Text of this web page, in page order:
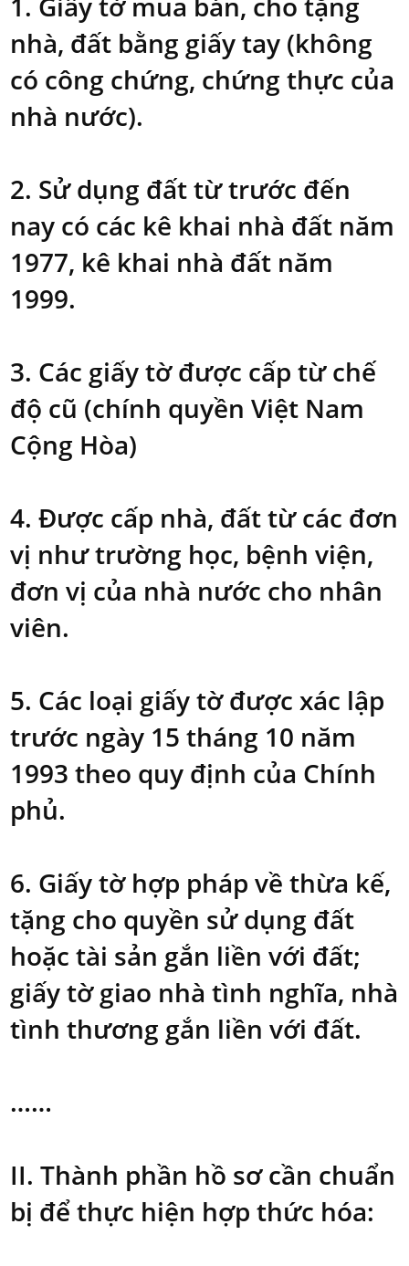
nhà, đất bằng giấy tay (không
có công chứng, chứng thực của
nhà nước).
2. Sử dụng đất từ trước đến
nay có các kê khai nhà đất năm
1977, kê khai nhà đất năm
1999.
3. Các giấy tờ được cấp từ chế
độ cũ (chính quyền Việt Nam
Cộng Hòa)
4. Được cấp nhà, đất từ các đơn
vị như trường học, bệnh viện,
đơn vị của nhà nước cho nhân
viên.
5. Các loại giấy tờ được xác lập
trước ngày 15 tháng 10 năm
1993 theo quy định của Chính
phủ.
6. Giấy tờ hợp pháp về thừa kế,
tặng cho quyền sử dụng đất
hoặc tài sản gắn liền với đất;
giấy tờ giao nhà tình nghĩa, nhà
tình thương gắn liền với đất.
……
II. Thành phần hồ sơ cần chuẩn
bị để thực hiện hợp thức hóa: